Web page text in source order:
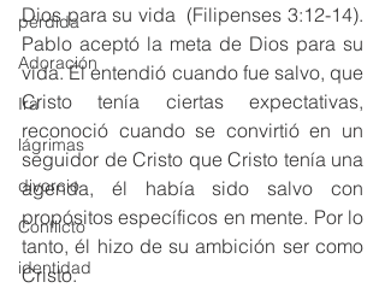
pérdida
Adoración
Ira
lágrimas
divorcio
Conflicto
identidad
Dios para su vida  (Filipenses 3:12-14).
Pablo aceptó la meta de Dios para su
vida. Él entendió cuando fue salvo, que
Cristo tenía ciertas expectativas,
reconoció cuando se convirtió en un
seguidor de Cristo que Cristo tenía una
agenda, él había sido salvo con
propósitos específicos en mente. Por lo
tanto, él hizo de su ambición ser como
Cristo.